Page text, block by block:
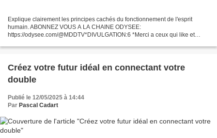
Explique clairement les principes cachés du fonctionnement de l'esprit
humain. ABONNEZ VOUS A LA CHAINE ODYSEE:
https://odysee.com/@MDDTV*DIVULGATION:6 *Merci a ceux qui like et
OFF GEORGE...
Créez votre futur idéal en connectant votre
double
Publié le 12/05/2025 à 14:44
Par Pascal Cadart